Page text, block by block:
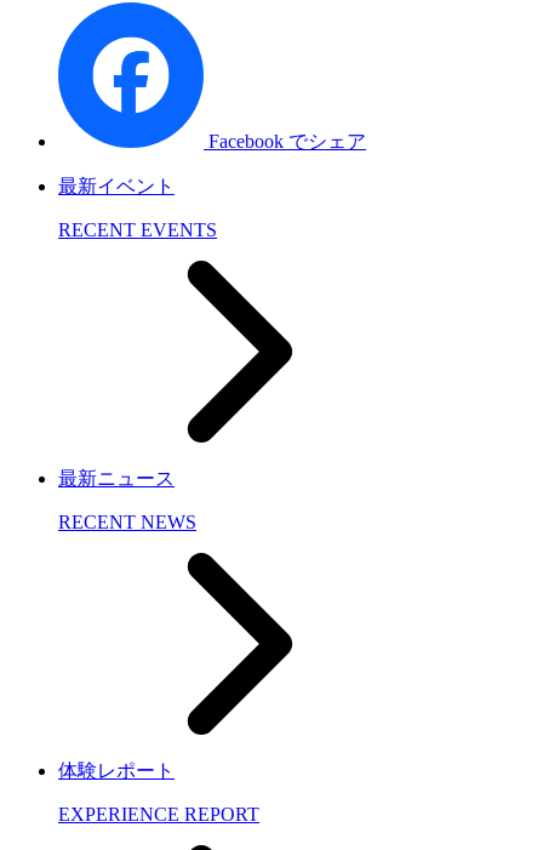
Facebook でシェア
最新イベント
RECENT EVENTS
最新ニュース
RECENT NEWS
体験レポート
EXPERIENCE REPORT